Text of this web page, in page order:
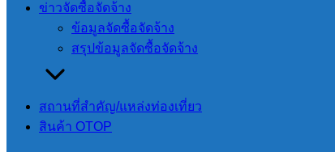
ข่าวจัดซื้อจัดจ้าง
ข้อมูลจัดซื้อจัดจ้าง
สรุปข้อมูลจัดซื้อจัดจ้าง
สถานที่สําคัญ/แหล่งท่องเที่ยว
สินค้า OTOP
นำผู้ป่วยส่งโรงพยาบาลปางมะผ้า
ข่าวสารและกิจกรรม
ตามคำร้องขอผู้นำชุมชนบ้านแม่หมูซอ หมู่ 8 ตำบลสบป่อง